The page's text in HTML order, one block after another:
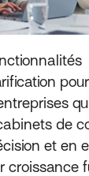
de
et en
croissance